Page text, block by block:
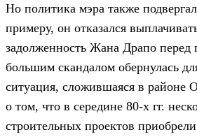
Но политика мэра также
примеру, он отказался
задолженность Жана Драпо перед
большим скандалом обернулась
ситуация, сложившаяся в районе
о том, что в середине 80-х гг.
строительных проектов